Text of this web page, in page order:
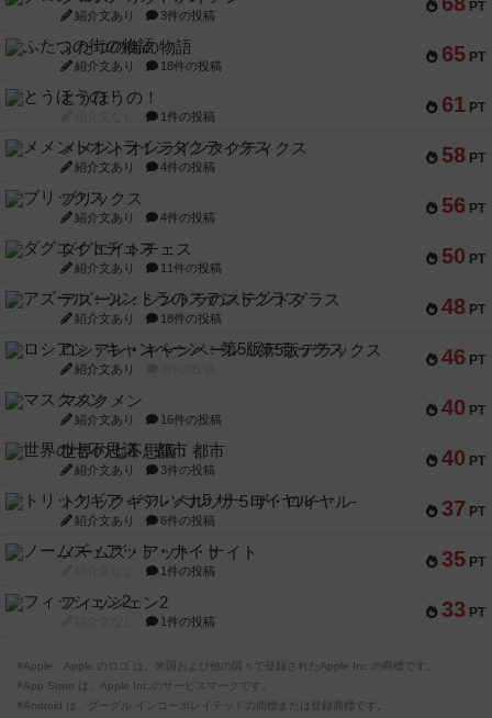
PT
紹介文あり 3件の投稿
65 PT
ふたつの街の物語
紹介文あり 18件の投稿
61 PT
とうほうの！
1件の投稿
58 PT
メメントオンラインタクティクス
紹介文あり 4件の投稿
56 PT
ブリックス
紹介文あり 4件の投稿
50 PT
ダグエイトチェス
紹介文あり 11件の投稿
48 PT
アズール：シントラのステンドグラス
紹介文あり 18件の投稿
46 PT
ロシアン・キャンペーン：第5版デラックス
紹介文あり
40 PT
マスクメン
紹介文あり 16件の投稿
40 PT
世界の七不思議：都市
紹介文あり 3件の投稿
37 PT
トリックギア - ペルソナ5 ザ・ロイヤル-
紹介文あり 6件の投稿
35 PT
ノームズ・アット・ナイト
1件の投稿
33 PT
フィッシェン2
1件の投稿
※Apple、Apple のロゴ は、米国および他の国々で登録されたApple Inc.の商標です。
※App Store は、Apple Inc.のサービスマークです。
※Android は、グーグル インコーポレイテッドの商標または登録商標です。